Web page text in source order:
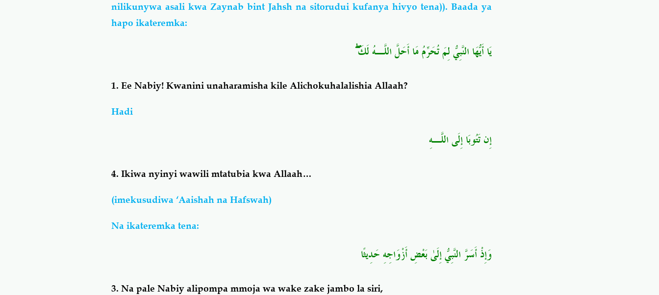
nilikunywa asali kwa Zaynab bint Jahsh na sitorudui kufanya hivyo tena)). Baada ya
hapo ikateremka:
يَا أَيُّهَا النَّبِيُّ لِمَ تُحَرِّمُ مَا أَحَلَّ اللَّـهُ لَكَۖ
1. Ee Nabiy! Kwanini unaharamisha kile Alichokuhalalishia Allaah?
Hadi
إِن تَتُوبَا إِلَى اللَّـهِ
4. Ikiwa nyinyi wawili mtatubia kwa Allaah…
(imekusudiwa ‘Aaishah na Hafswah)
Na ikateremka tena:
وَإِذْ أَسَرَّ النَّبِيُّ إِلَىٰ بَعْضِ أَزْوَاجِهِ حَدِيثًا
3. Na pale Nabiy alipompa mmoja wa wake zake jambo la siri,